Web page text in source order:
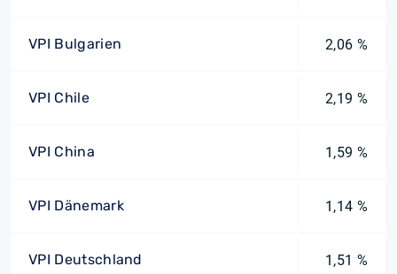
VPI Bulgarien 2,06 %
VPI Chile 2,19 %
VPI China 1,59 %
VPI Dänemark 1,14 %
VPI Deutschland 1,51 %